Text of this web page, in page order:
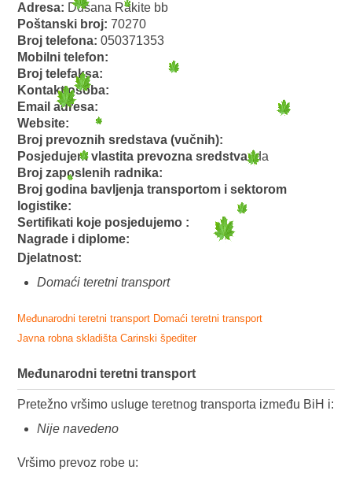
Adresa: Dušana Rakite bb
Poštanski broj:70270
Broj telefona:050371353
Mobilni telefon:
Broj telefaksa:
Kontakt osoba:
Email adresa:
Website:
Broj prevoznih sredstava (vučnih):
Posjedujem vlastita prevozna sredstva:da
Broj zaposlenih radnika:
Broj godina bavljenja transportom i sektorom
logistike:
Sertifikati koje posjedujemo :
Nagrade i diplome:
Djelatnost:
Domaći teretni transport
Međunarodni teretni transport Domaći teretni transport
Javna robna skladišta Carinski špediter
Međunarodni teretni transport
Pretežno vršimo usluge teretnog transporta između BiH i:
Nije navedeno
Vršimo prevoz robe u: